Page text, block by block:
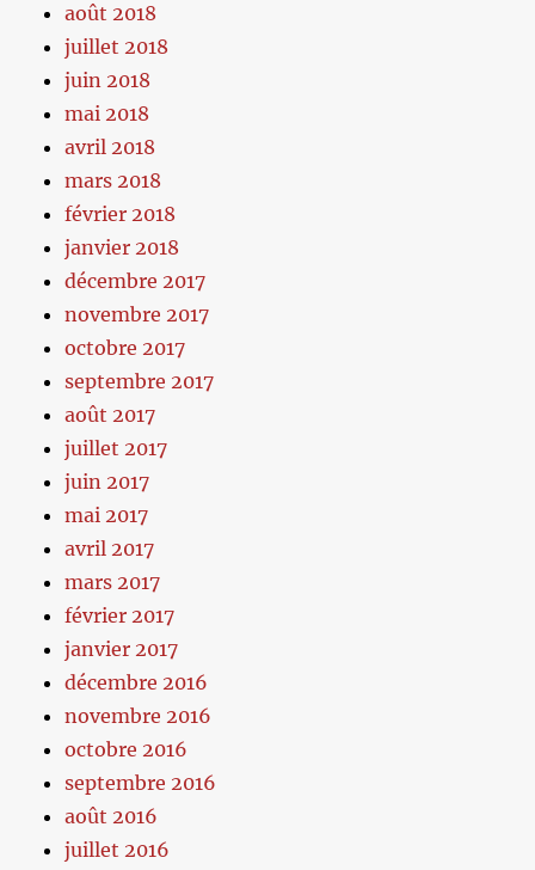
août 2018
juillet 2018
juin 2018
mai 2018
avril 2018
mars 2018
février 2018
janvier 2018
décembre 2017
novembre 2017
octobre 2017
septembre 2017
août 2017
juillet 2017
juin 2017
mai 2017
avril 2017
mars 2017
février 2017
janvier 2017
décembre 2016
novembre 2016
octobre 2016
septembre 2016
août 2016
juillet 2016